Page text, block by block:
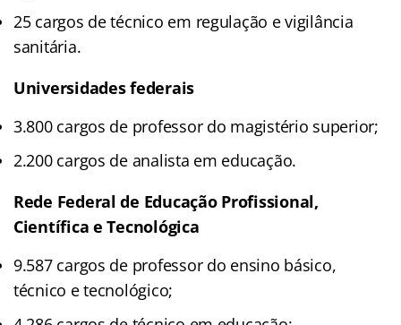
25 cargos de técnico em regulação e vigilância
sanitária.
Universidades federais
3.800 cargos de professor do magistério superior;
2.200 cargos de analista em educação.
Rede Federal de Educação Profissional,
Científica e Tecnológica
9.587 cargos de professor do ensino básico,
técnico e tecnológico;